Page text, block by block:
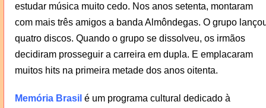
estudar música muito cedo. Nos anos setenta, montaram
com mais três amigos a banda Almôndegas. O grupo
quatro discos. Quando o grupo se dissolveu, os irmãos
decidiram prosseguir a carreira em dupla. E emplacaram
muitos hits na primeira metade dos anos oitenta.
Memória Brasil é um programa cultural dedicado à